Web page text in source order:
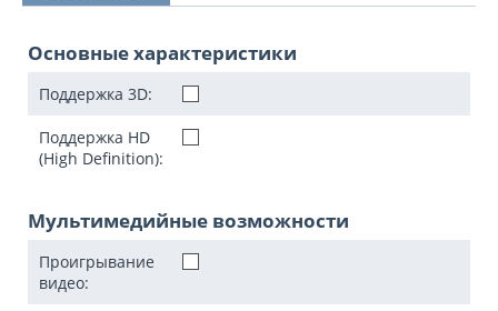
Основные характеристики
Поддержка 3D:
Поддержка HD
(High Definition):
Мультимедийные возможности
Проигрывание
видео: